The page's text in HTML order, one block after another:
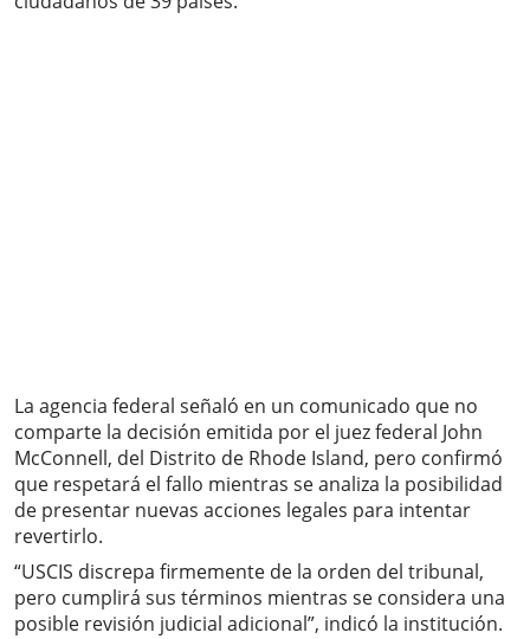
La agencia federal señaló en un comunicado que no
comparte la decisión emitida por el juez federal John
McConnell, del Distrito de Rhode Island, pero confirmó
que respetará el fallo mientras se analiza la posibilidad
de presentar nuevas acciones legales para intentar
revertirlo.
“USCIS discrepa firmemente de la orden del tribunal,
pero cumplirá sus términos mientras se considera una
posible revisión judicial adicional”, indicó la institución.